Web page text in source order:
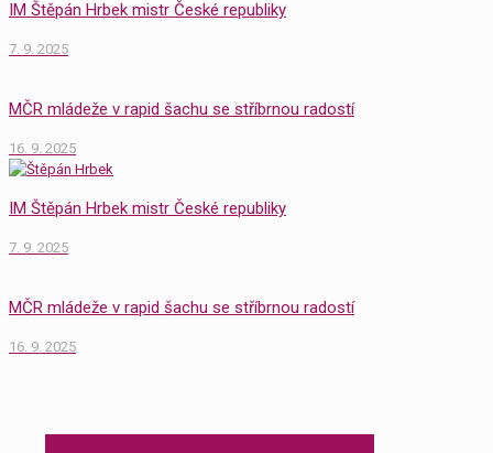
IM Štěpán Hrbek mistr České republiky
7. 9. 2025
MČR mládeže v rapid šachu se stříbrnou radostí
16. 9. 2025
IM Štěpán Hrbek mistr České republiky
7. 9. 2025
MČR mládeže v rapid šachu se stříbrnou radostí
16. 9. 2025